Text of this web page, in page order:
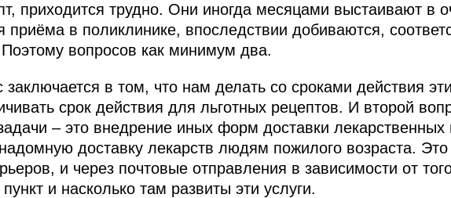
приходится трудно. Они иногда месяцами выстаивают в
приёма в поликлинике, впоследствии добиваются,
Поэтому вопросов как минимум два.
в том, что нам делать со сроками действия
срок действия для льготных рецептов. И второй
– это внедрение иных форм доставки лекарственных
доставку лекарств людям пожилого возраста.
и через почтовые отправления в зависимости от
и насколько там развиты эти услуги.